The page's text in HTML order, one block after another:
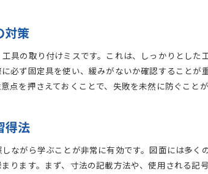
図面作成を効率化する最新技術の紹介
初心者でも安心旋盤加工図面作成のためのステッ
初めての図面作成に必要なステップ一覧
図面作成を成功に導くためのヒント
初めての図面作成で注意すべきポイント
対策
具の取り付けミスです。これは、しっかりとし
必ず固定具を使い、緩みがないか確認すること
を押さえておくことで、失敗を未然に防ぐことが
得法
ながら学ぶことが非常に有効です。図面には多
ります。まず、寸法の記載方法や、使用される